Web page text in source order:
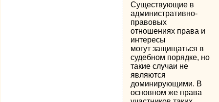
Существующие в
административно-
правовых
отношениях права и
интересы
могут защищаться в
судебном порядке, но
такие случаи не
являются
доминирующими. В
основном же права